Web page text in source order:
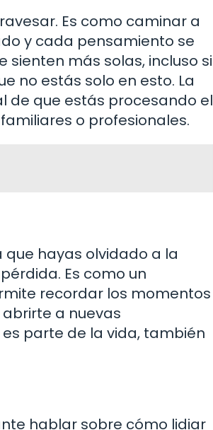
Es como caminar a
y cada pensamiento se
más solas, incluso si
no estás solo en esto. La
de que estás procesando el
o profesionales.
hayas olvidado a la
Es como un
recordar los momentos
a nuevas
parte de la vida, también
hablar sobre cómo lidiar